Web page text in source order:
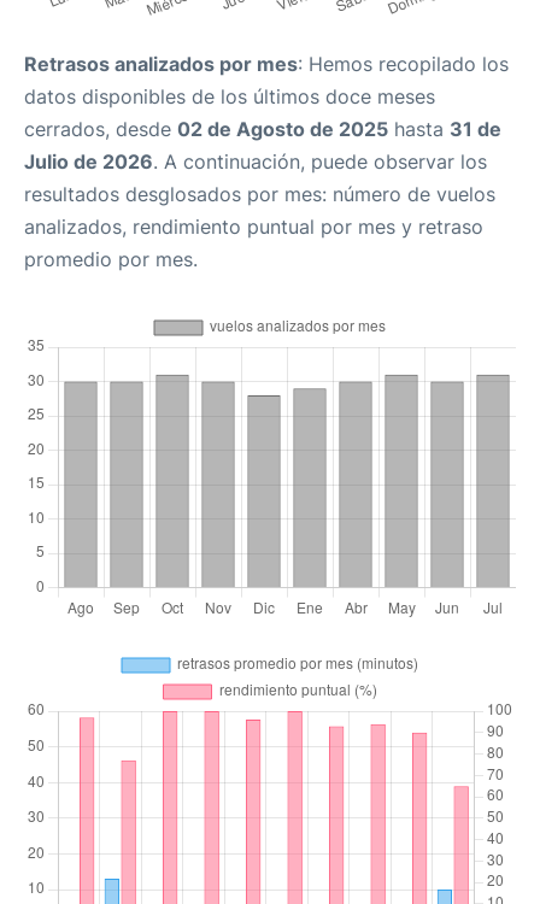
Retrasos analizados por mes: Hemos recopilado los
datos disponibles de los últimos doce meses
cerrados, desde 02 de Agosto de 2025 hasta 31 de
Julio de 2026. A continuación, puede observar los
resultados desglosados por mes: número de vuelos
analizados, rendimiento puntual por mes y retraso
promedio por mes.